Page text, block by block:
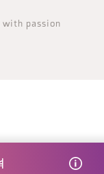
with passion